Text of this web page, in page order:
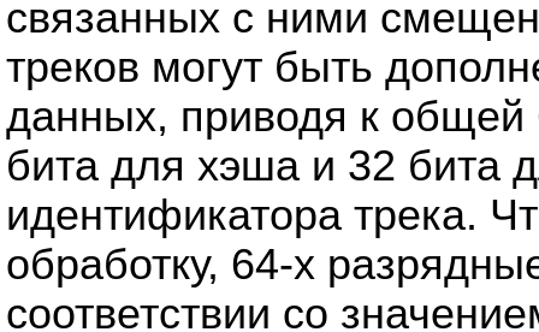
связанных с ними
треков могут быть
данных, приводя к общей
бита для хэша и 32 бита
идентификатора трека.
обработку, 64-х
соответствии со